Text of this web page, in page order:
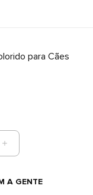
para Cães
A GENTE